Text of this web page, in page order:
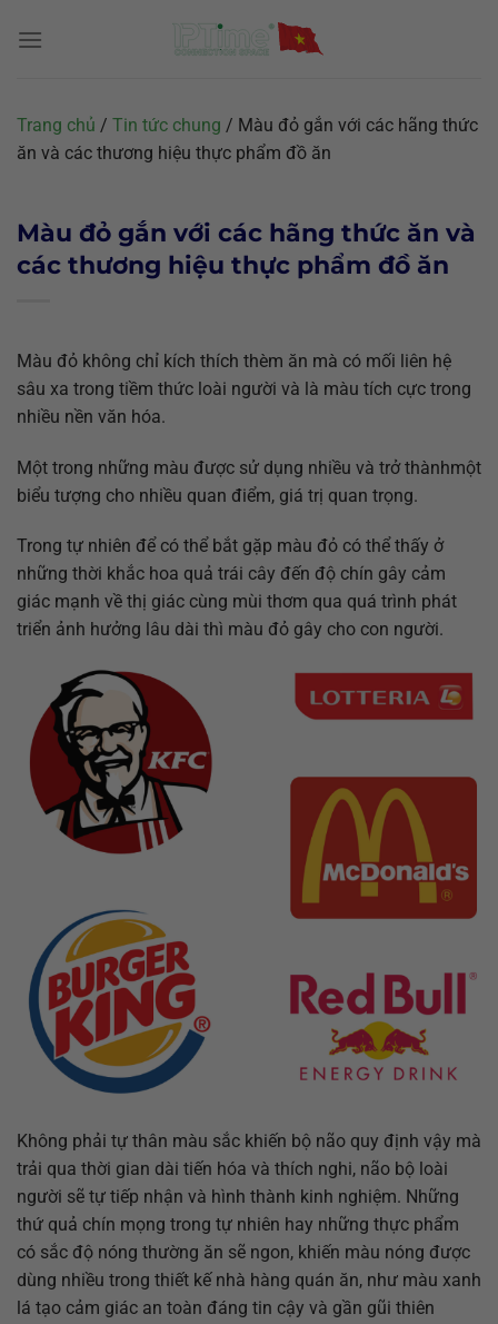
đến
Trang chủ / Tin tức chung / Màu đỏ gắn với các hãng thức
ăn và các thương hiệu thực phẩm đồ ăn
Màu đỏ gắn với các hãng thức ăn và
các thương hiệu thực phẩm đồ ăn
Màu đỏ không chỉ kích thích thèm ăn mà có mối liên hệ
sâu xa trong tiềm thức loài người và là màu tích cực trong
nhiều nền văn hóa.
Một trong những màu được sử dụng nhiều và trở thànhmột
biểu tượng cho nhiều quan điểm, giá trị quan trọng.
Trong tự nhiên để có thể bắt gặp màu đỏ có thể thấy ở
những thời khắc hoa quả trái cây đến độ chín gây cảm
giác mạnh về thị giác cùng mùi thơm qua quá trình phát
triển ảnh hưởng lâu dài thì màu đỏ gây cho con người.
Không phải tự thân màu sắc khiến bộ não quy định vậy mà
trải qua thời gian dài tiến hóa và thích nghi, não bộ loài
người sẽ tự tiếp nhận và hình thành kinh nghiệm. Những
thứ quả chín mọng trong tự nhiên hay những thực phẩm
có sắc độ nóng thường ăn sẽ ngon, khiến màu nóng được
dùng nhiều trong thiết kế nhà hàng quán ăn, như màu xanh
lá tạo cảm giác an toàn đáng tin cậy và gần gũi thiên